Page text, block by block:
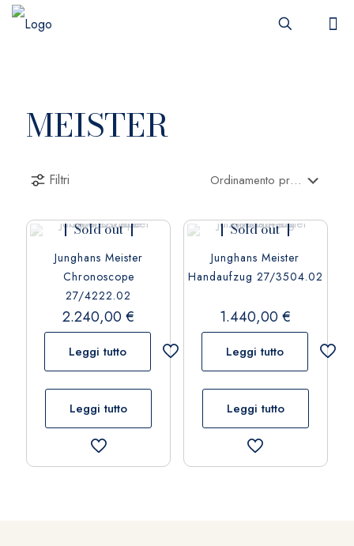
MEISTER
Filtri
Sold out
Junghans Meister
Chronoscope
27/4222.02
2.240,00€
Leggi tutto
Leggi tutto
Sold out
Junghans Meister
Handaufzug 27/3504.02
1.440,00€
Leggi tutto
Leggi tutto